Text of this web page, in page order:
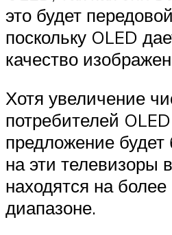
это будет
поскольку OLED
качество
Хотя увеличение
потребителей
предложение
на эти телевизоры
находятся на
диапазоне.